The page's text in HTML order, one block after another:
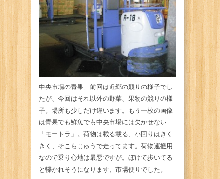
中央市場の青果、前回は近郷の競りの様子でし
たが、今回はそれ以外の野菜、果物の競りの様
子。場所も少しだけ違います。もう一枚の画像
は青果でも鮮魚でも中央市場には欠かせない
「モートラ」。荷物は載る載る、小回りはきく
きく、そこらじゅうで走ってます。荷物運搬用
なので乗り心地は最悪ですが。ぼけて歩いてる
と轢かれそうになります。市場便りでした。